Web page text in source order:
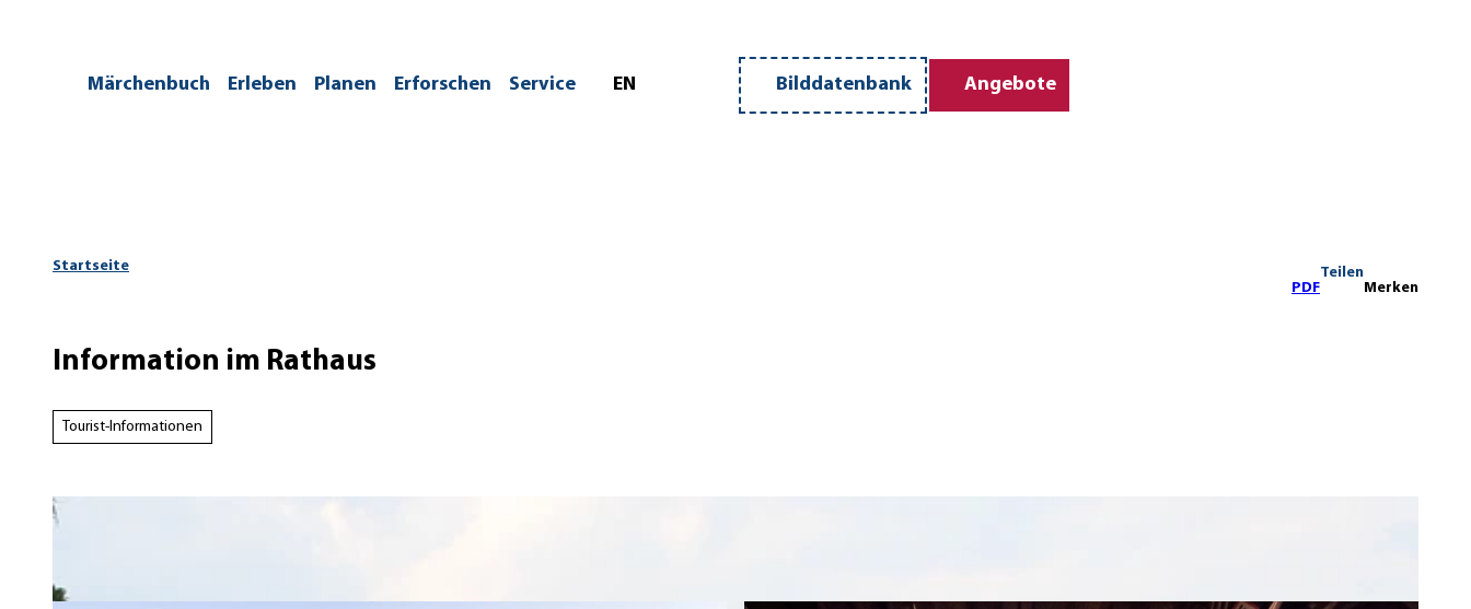
Märchenbuch Erleben Planen Erforschen Service EN
Merkzettel
Suche
Bilddatenbank Angebote
Startseite
PDF
Teilen
Merken
Information im Rathaus
Tourist-Informationen